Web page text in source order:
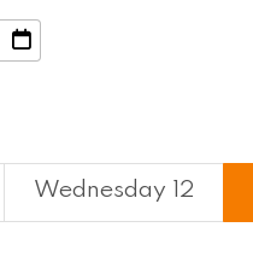
Wednesday 12